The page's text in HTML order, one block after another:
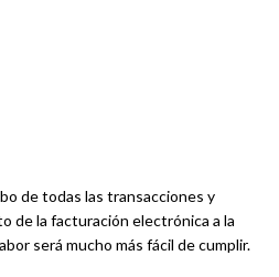
de todas las transacciones y
de la facturación electrónica a la
será mucho más fácil de cumplir.